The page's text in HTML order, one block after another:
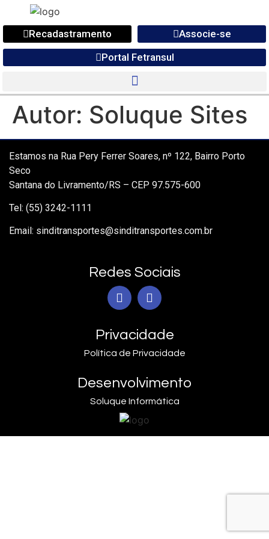
Recadastramento
Associe-se
Portal Fetransul
Autor: Soluque Sites
Estamos na Rua Pery Ferrer Soares, nº 122, Bairro Porto
Seco
Santana do Livramento/RS – CEP 97.575-600
Tel: (55) 3242-1111
Email: sinditransportes@sinditransportes.com.br
Redes Sociais
Privacidade
Política de Privacidade
Desenvolvimento
Soluque Informática